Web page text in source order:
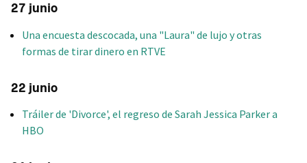
27 junio
Una encuesta descocada, una "Laura" de lujo y otras
formas de tirar dinero en RTVE
22 junio
Tráiler de 'Divorce', el regreso de Sarah Jessica Parker a
HBO